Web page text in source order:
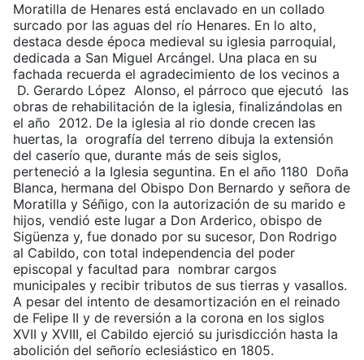
Moratilla de Henares está enclavado en un collado
surcado por las aguas del río Henares. En lo alto,
destaca desde época medieval su iglesia parroquial,
dedicada a San Miguel Arcángel. Una placa en su
fachada recuerda el agradecimiento de los vecinos a
D. Gerardo López Alonso, el párroco que ejecutó las
obras de rehabilitación de la iglesia, finalizándolas en
el año 2012. De la iglesia al rio donde crecen las
huertas, la orografía del terreno dibuja la extensión
del caserío que, durante más de seis siglos,
perteneció a la Iglesia seguntina. En el año 1180 Doña
Blanca, hermana del Obispo Don Bernardo y señora de
Moratilla y Séñigo, con la autorización de su marido e
hijos, vendió este lugar a Don Arderico, obispo de
Sigüenza y, fue donado por su sucesor, Don Rodrigo
al Cabildo, con total independencia del poder
episcopal y facultad para nombrar cargos
municipales y recibir tributos de sus tierras y vasallos.
A pesar del intento de desamortización en el reinado
de Felipe II y de reversión a la corona en los siglos
XVII y XVIII, el Cabildo ejerció su jurisdicción hasta la
abolición del señorío eclesiástico en 1805.